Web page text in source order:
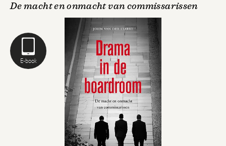
E-book
De macht en onmacht van commissarissen